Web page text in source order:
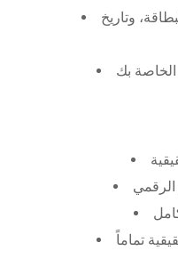
وتاريخ
الخاصة بك
الرقمي
تماماً